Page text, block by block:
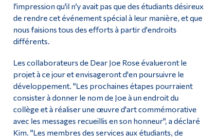
l'impression qu'il n'y avait pas que des étudiants désireux
de rendre cet événement spécial à leur manière, et que
nous faisions tous des efforts à partir d'endroits
différents.
Les collaborateurs de Dear Joe Rose évalueront le
projet à ce jour et envisageront d'en poursuivre le
développement. "Les prochaines étapes pourraient
consister à donner le nom de Joe à un endroit du
collège et à réaliser une œuvre d'art commémorative
avec les messages recueillis en son honneur", a déclaré
Kim. "Les membres des services aux étudiants, de